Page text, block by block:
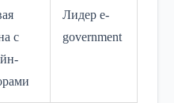
с
Лидер e-
government